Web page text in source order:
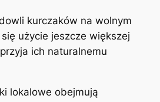
kurczaków na wolnym
użycie jeszcze większej
ich naturalnemu
lokalowe obejmują